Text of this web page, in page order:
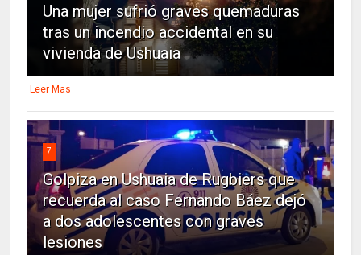
Una mujer sufrió graves quemaduras
tras un incendio accidental en su
vivienda de Ushuaia
Leer Mas
7
Golpiza en Ushuaia de Rugbiers que
recuerda al caso Fernando Báez dejó
a dos adolescentes con graves
lesiones